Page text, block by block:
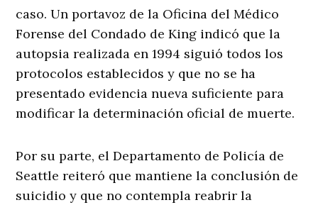
caso. Un portavoz de la Oficina del Médico
Forense del Condado de King indicó que la
autopsia realizada en 1994 siguió todos los
protocolos establecidos y que no se ha
presentado evidencia nueva suficiente para
modificar la determinación oficial de muerte.
Por su parte, el Departamento de Policía de
Seattle reiteró que mantiene la conclusión de
suicidio y que no contempla reabrir la